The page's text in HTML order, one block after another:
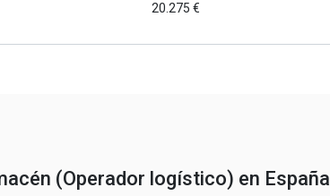
20.275 €
(Operador logístico) en España